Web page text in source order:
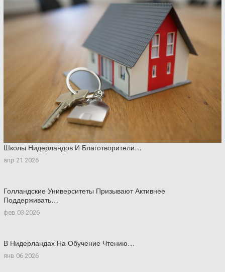
Школы Нидерландов И Благотворители…
апр 21 2026
Голландские Университеты Призывают Активнее
Поддерживать…
фев 03 2026
В Нидерландах На Обучение Чтению…
янв 06 2026